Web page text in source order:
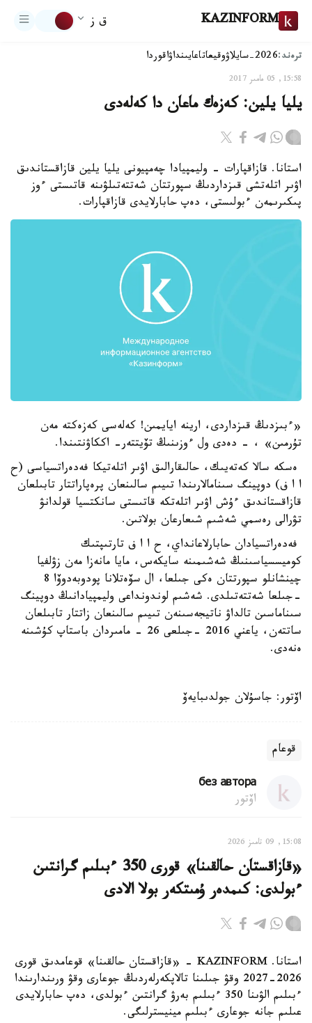
KAZINFORM ق ز
ترەند:2026-سايلاۋ وقيعاتاعايىنداۋاقوردا
15:58, 05 مامىر 2017
يليا يلين: كەزەك ماعان دا كەلەدى
استانا. قازاقپارات - وليمپيادا چەمپيونى يليا يلين قازاقستاندىق
اۋىر اتلەتشى قىزداردىڭ سپورتتان شەتتەتىلۋىنە قاتىستى ءوز
پىكىرىمەن ءبولىستى، دەپ حابارلايدى قازاقپارات.
«ءبىزدىڭ قىزداردى، ارينە ايايمىن! كەلەسى كەزەكتە مەن
تۇرمىن» ، - دەدى ول ءوزىنىڭ تۆيتتەر- اككاۋنتىندا.
ەسكە سالا كەتەيىك، حالىقارالىق اۋىر اتلەتيكا فەدەراتسياسى (ح
ا ا ف) دوپينگ سىنامالارىندا تىيىم سالىنعان پرەپاراتتار تابىلعان
قازاقستاندىق ءۇش اۋىر اتلەتكە قاتىستى سانكتسيا قولدانۋ
تۋرالى رەسمي شەشىم شىعارعان بولاتىن.
فەدەراتسيادان حابارلاعانداي، ح ا ا ف تارتىپتىك
كوميسسياسىنىڭ شەشىمىنە سايكەس، مايا مانەزا مەن زۋلفيا
چينشانلو سپورتتان ەكى جىلعا، ال سۆەتلانا پودوبەدوۆا 8
-جىلعا شەتتەتىلدى. شەشىم لوندونداعى وليمپيادانىڭ دوپينگ
سىناماسىن تالداۋ ناتيجەسىنەن تىيىم سالىنعان زاتتار تابىلعان
ساتتەن، ياعني 2016 -جىلعى 26 - مامىردان باستاپ كۇشىنە
ەنەدى.
اۆتور: جاسۇلان جولدىبايەۆ
قوعام
без автора
اۆتور
15:08, 09 تامىز 2026
«قازاقستان حالقىنا» قورى 350 ءبىلىم گرانتىن
ءبولدى: كىمدەر ۇمىتكەر بولا الادى
استانا. KAZINFORM - «قازاقستان حالقىنا» قوعامدىق قورى
2026-2027 وقۋ جىلىنا تالاپكەرلەردىڭ جوعارى وقۋ ورىندارىندا
ءبىلىم الۋىنا 350 ءبىلىم بەرۋ گرانتىن ءبولدى، دەپ حابارلايدى
عىلىم جانە جوعارى ءبىلىم مينيسترلىگى.